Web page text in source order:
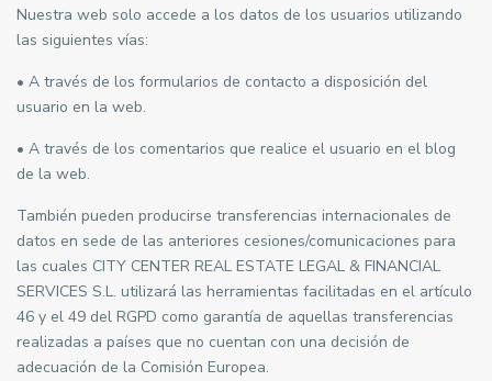
Nuestra web solo accede a los datos de los usuarios utilizando
las siguientes vías:
• A través de los formularios de contacto a disposición del
usuario en la web.
• A través de los comentarios que realice el usuario en el blog
de la web.
También pueden producirse transferencias internacionales de
datos en sede de las anteriores cesiones/comunicaciones para
las cuales CITY CENTER REAL ESTATE LEGAL & FINANCIAL
SERVICES S.L. utilizará las herramientas facilitadas en el artículo
46 y el 49 del RGPD como garantía de aquellas transferencias
realizadas a países que no cuentan con una decisión de
adecuación de la Comisión Europea.